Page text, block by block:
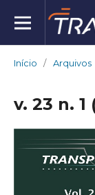
Início / Arquivos
v. 23 n. 1